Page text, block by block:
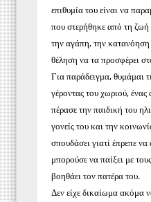
επιθυμία του είναι να
που στερήθηκε από τη
την αγάπη, την κατανόηση
θέληση να τα προσφέρει
Για παράδειγμα, θυμάμαι
γέροντας του χωριού,
πέρασε την παιδική του
γονείς του και την
σπουδάσει γιατί έπρεπε
μπορούσε να παίξει με
βοηθάει τον πατέρα του.
Δεν είχε δικαίωμα ακόμα